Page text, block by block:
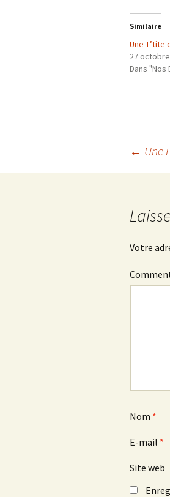
Similaire
Une T’tite
27
Dans
Navigation
← Une
Votre
Nom *
E-mail *
Site web